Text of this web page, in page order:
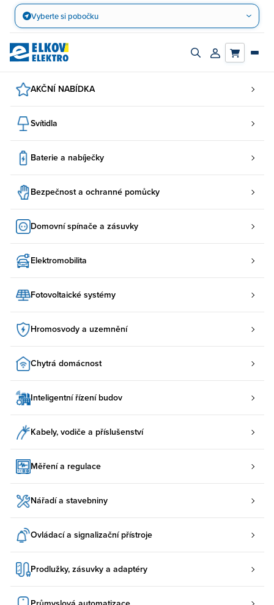
Přejít
obsah
Vyberte si pobočku
Zapnout/vypnout
Přihlásit/
AKČNÍ NABÍDKA
Svítidla
Baterie a nabíječky
Bezpečnost a ochranné pomůcky
Domovní spínače a zásuvky
Elektromobilita
Fotovoltaické systémy
Hromosvody a uzemnění
Chytrá domácnost
Inteligentní řízení budov
Kabely, vodiče a příslušenství
Měření a regulace
Nářadí a stavebniny
Ovládací a signalizační přístroje
Prodlužky, zásuvky a adaptéry